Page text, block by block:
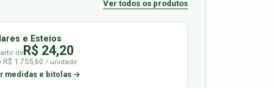
Ver todos os produtos
e Esteios
deR$ 24,20
R$ 1.755,60/ unidade
medidas e bitolas →